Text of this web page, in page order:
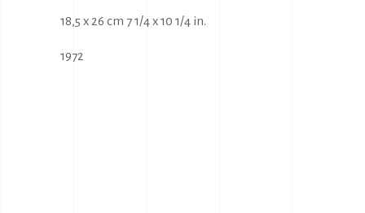
18,5 x 26 cm 7 1/4 x 10 1/4 in.
1972